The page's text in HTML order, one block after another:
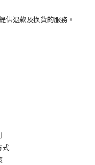
供退款及換貨的服務。
式